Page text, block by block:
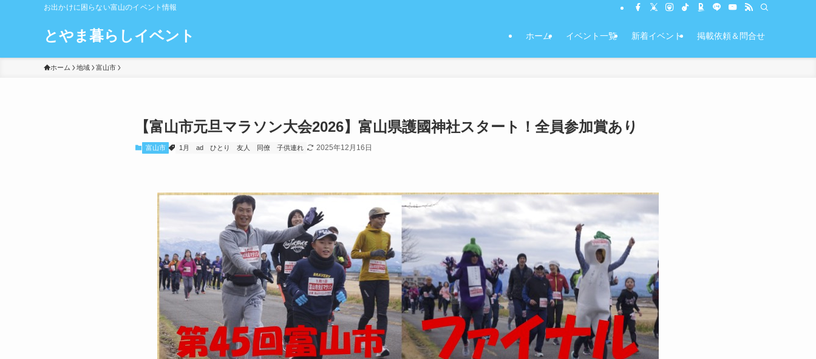
お出かけに困らない富山のイベント情報
とやま暮らしイベント ホーム イベント一覧 新着イベント 掲載依頼＆問合せ
ホーム 地域 富山市
【富山市元旦マラソン大会2026】富山県護國神社スタート！全員参加賞あり
富山市 1月 ad ひとり 友人 同僚 子供連れ 2025年12月16日